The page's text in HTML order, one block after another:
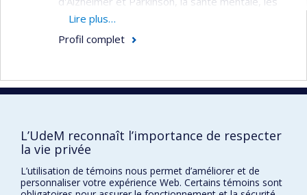
médicaments, la gérontologie "critique", l'espace
pour les personnes âgées (chez soi, institution),
transculturelle (Brésil, Allemagne...).
Lire plus…
Profil complet
Faculté des sciences infirmières
Pavillon Marguerite-d'Youville
2375, chemin de la Côte-Sainte-Catherine
Montréal (Québec) H3T 1A8
L’UdeM reconnaît l’importance de respecter
la vie privée
L’utilisation de témoins nous permet d’améliorer et de
personnaliser votre expérience Web. Certains témoins sont